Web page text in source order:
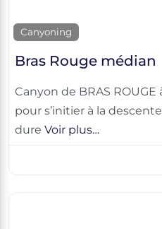
Canyoning
Bras Rouge médian
Canyon de BRAS
pour s’initier à la
dure Voir plus…